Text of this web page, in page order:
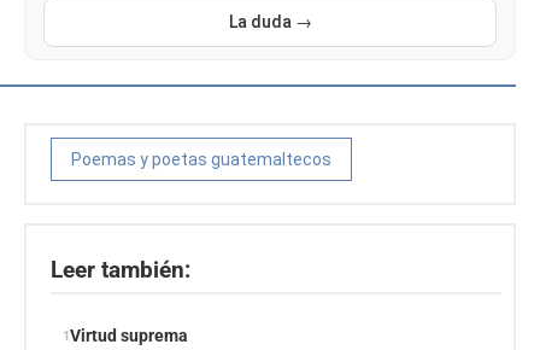
La duda →
Poemas y poetas guatemaltecos
Leer también:
Virtud suprema